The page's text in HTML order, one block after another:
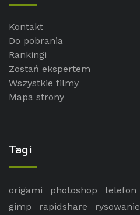
Kontakt
Do pobrania
Rankingi
Zostań ekspertem
Wszystkie filmy
Mapa strony
Tagi
origami photoshop telefon
gimp
rapidshare rysowanie